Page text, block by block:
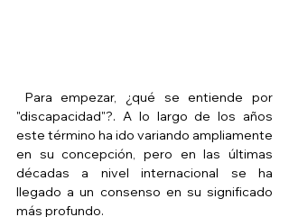
"discapacidad"?. A lo largo de los años
este término ha ido variando ampliamente
en su concepción, pero en las últimas
décadas a nivel internacional se ha
llegado a un consenso en su significado
más profundo.